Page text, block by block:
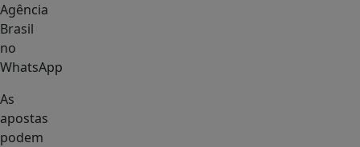
Agência
Brasil
no
WhatsApp
As
apostas
podem